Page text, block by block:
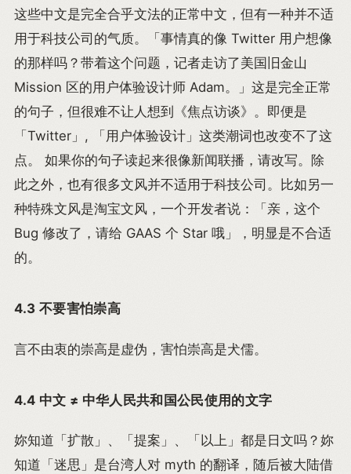
这些中文是完全合乎文法的正常中文，但有一种并不适
用于科技公司的气质。「事情真的像 Twitter 用户想像
的那样吗？带着这个问题，记者走访了美国旧金山
Mission 区的用户体验设计师 Adam。」这是完全正常
的句子，但很难不让人想到《焦点访谈》。即便是
「Twitter」, 「用户体验设计」这类潮词也改变不了这
点。 如果你的句子读起来很像新闻联播，请改写。除
此之外，也有很多文风并不适用于科技公司。比如另一
种特殊文风是淘宝文风，一个开发者说：「亲，这个
Bug 修改了，请给 GAAS 个 Star 哦」，明显是不合适
的。
4.3 不要害怕崇高
言不由衷的崇高是虚伪，害怕崇高是犬儒。
4.4 中文 ≠ 中华人民共和国公民使用的文字
妳知道「扩散」、「提案」、「以上」都是日文吗？妳
知道「迷思」是台湾人对 myth 的翻译，随后被大陆借